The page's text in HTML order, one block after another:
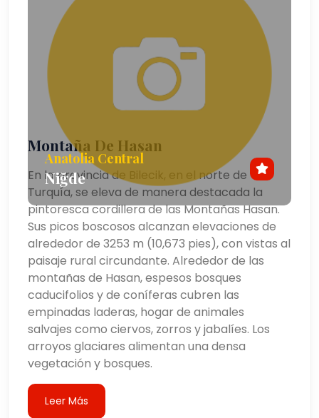
Anatolia Central
Niğde
Montaña De Hasan
En la provincia de Bilecik, en el norte de
Turquía, se eleva de manera destacada la
pintoresca cordillera de las Montañas Hasan.
Sus picos boscosos alcanzan elevaciones de
alrededor de 3253 m (10,673 pies), con vistas al
paisaje rural circundante. Alrededor de las
montañas de Hasan, espesos bosques
caducifolios y de coníferas cubren las
empinadas laderas, hogar de animales
salvajes como ciervos, zorros y jabalíes. Los
arroyos glaciares alimentan una densa
vegetación y bosques.
Leer Más